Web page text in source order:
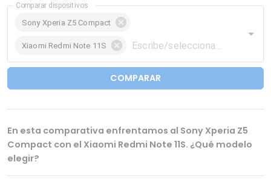
Comparar dispositivos
Sony Xperia Z5 Compact
Xiaomi Redmi Note 11S
COMPARAR
En esta comparativa enfrentamos al Sony Xperia Z5
Compact con el Xiaomi Redmi Note 11S. ¿Qué modelo
elegir?